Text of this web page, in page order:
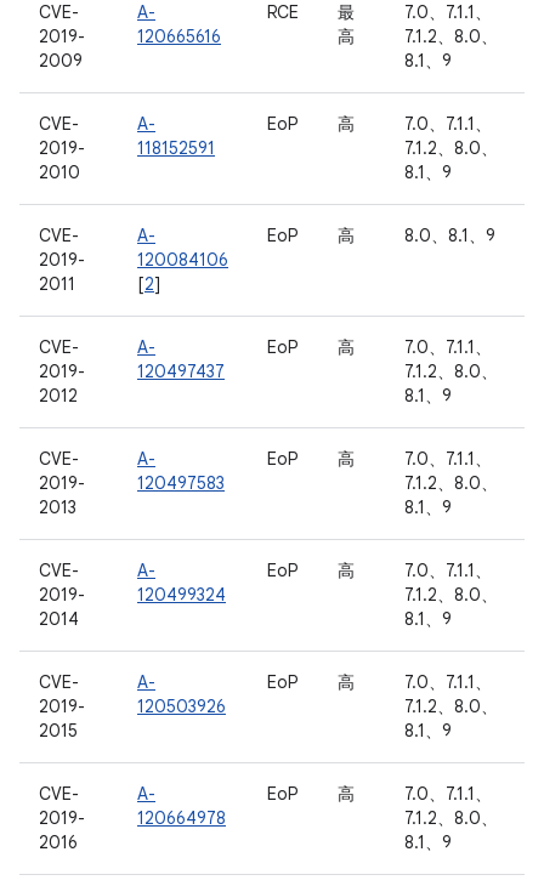
CVE-
2019-
2009
A-
120665616
RCE
最
高
7.0、7.1.1、
7.1.2、8.0、
8.1、9
CVE-
2019-
2010
A-
118152591
EoP 高
7.0、7.1.1、
7.1.2、8.0、
8.1、9
CVE-
2019-
2011
A-
120084106
[2]
EoP 高 8.0、8.1、9
CVE-
2019-
2012
A-
120497437
EoP 高
7.0、7.1.1、
7.1.2、8.0、
8.1、9
CVE-
2019-
2013
A-
120497583
EoP 高
7.0、7.1.1、
7.1.2、8.0、
8.1、9
CVE-
2019-
2014
A-
120499324
EoP 高
7.0、7.1.1、
7.1.2、8.0、
8.1、9
CVE-
2019-
2015
A-
120503926
EoP 高
7.0、7.1.1、
7.1.2、8.0、
8.1、9
CVE-
2019-
2016
A-
120664978
EoP 高
7.0、7.1.1、
7.1.2、8.0、
8.1、9